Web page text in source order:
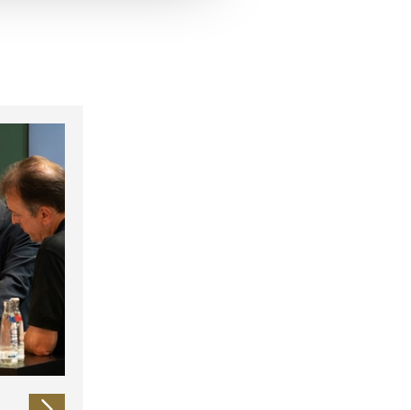
diese Informationen
Rahmen Ihrer Nutzung